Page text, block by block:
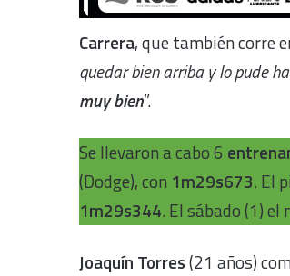
Carrera, que también corre
quedar bien arriba y lo pude
muy bien”.
Se llevaron a cabo 6
(Dodge), con 1m29s673. El
1m29s344. El sábado (1)
Joaquín Torres(21 años)